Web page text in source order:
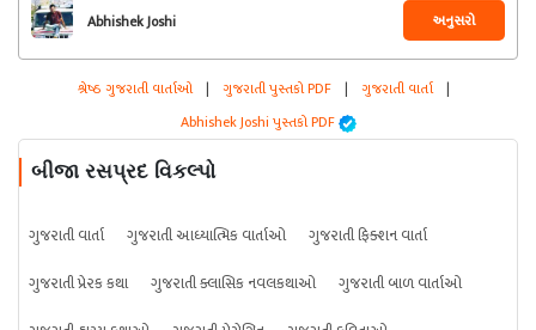
Abhishek Joshi અનુસરો
શ્રેષ્ઠ ગુજરાતી વાર્તાઓ | ગુજરાતી પુસ્તકો PDF | ગુજરાતી વાર્તા |
Abhishek Joshi પુસ્તકો PDF
બીજા રસપ્રદ વિકલ્પો
ગુજરાતી વાર્તા ગુજરાતી આધ્યાત્મિક વાર્તાઓ
ગુજરાતી ફિક્શન વાર્તા
ગુજરાતી પ્રેરક કથા
ગુજરાતી ક્લાસિક નવલકથાઓ
ગુજરાતી બાળ વાર્તાઓ